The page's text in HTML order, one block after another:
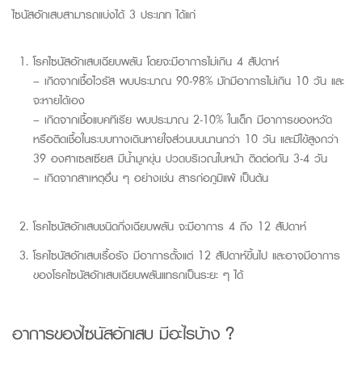
ไซนัสอักเสบสามารถแบ่งได้ 3 ประเภท ได้แก่
โรคไซนัสอักเสบเฉียบพลัน โดยจะมีอาการไม่เกิน 4 สัปดาห์
– เกิดจากเชื้อไวรัส พบประมาณ 90-98% มักมีอาการไม่เกิน 10 วัน และ
จะหายได้เอง
– เกิดจากเชื้อแบคทีเรีย พบประมาณ 2-10% ในเด็ก มีอาการของหวัด
หรือติดเชื้อในระบบทางเดินหายใจส่วนบนนานกว่า 10 วัน และมีไข้สูงกว่า
39 องศาเซลเซียส มีน้ำมูกขุ่น ปวดบริเวณใบหน้า ติดต่อกัน 3-4 วัน
– เกิดจากสาเหตุอื่น ๆ อย่างเช่น สารก่อภูมิแพ้ เป็นต้น
โรคไซนัสอักเสบชนิดกึ่งเฉียบพลัน จะมีอาการ 4 ถึง 12 สัปดาห์
โรคไซนัสอักเสบเรื้อรัง มีอาการตั้งแต่ 12 สัปดาห์ขึ้นไป และอาจมีอาการ
ของโรคไซนัสอักเสบเฉียบพลันแทรกเป็นระยะ ๆ ได้
อาการของไซนัสอักเสบ มีอะไรบ้าง ?